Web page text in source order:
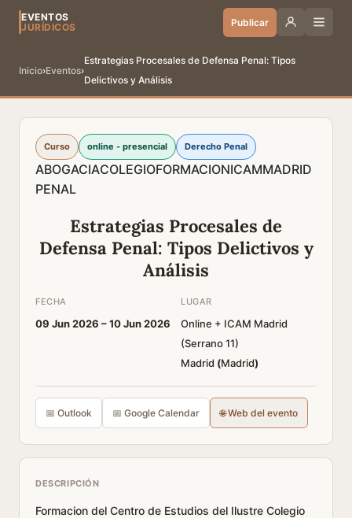
EVENTOS
JURÍDICOS
Publicar
Inicio›Eventos›
Estrategias Procesales de Defensa Penal: Tipos
Delictivos y Análisis
Curso online - presencial Derecho Penal
ABOGACIACOLEGIOFORMACIONICAMMADRID
PENAL
Estrategias Procesales de
Defensa Penal: Tipos Delictivos y
Análisis
FECHA
09 Jun 2026 –10 Jun 2026
LUGAR
Online + ICAM Madrid
(Serrano 11)
Madrid (Madrid)
📅 Outlook 📅 Google Calendar 🌐 Web del evento
DESCRIPCIÓN
Formacion del Centro de Estudios del Ilustre Colegio